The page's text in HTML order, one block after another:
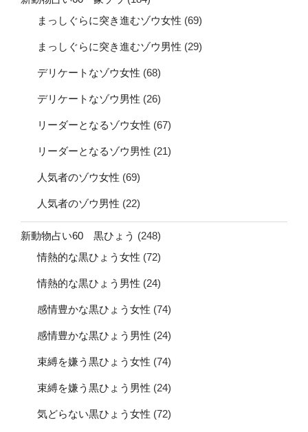
まっしぐらに突き進むゾウ女性 (69)
まっしぐらに突き進むゾウ男性 (29)
デリケートなゾウ女性 (68)
デリケートなゾウ男性 (26)
リーダーとなるゾウ女性 (67)
リーダーとなるゾウ男性 (21)
人気者のゾウ女性 (69)
人気者のゾウ男性 (22)
新動物占い60 黒ひょう (248)
情熱的な黒ひょう女性 (72)
情熱的な黒ひょう男性 (24)
感情豊かな黒ひょう女性 (74)
感情豊かな黒ひょう男性 (24)
束縛を嫌う黒ひょう女性 (74)
束縛を嫌う黒ひょう男性 (24)
気どらない黒ひょう女性 (72)